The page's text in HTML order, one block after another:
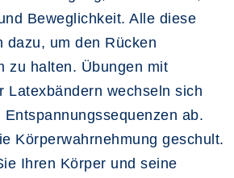
Beweglichkeit. Alle diese
dazu, um den Rücken
zu halten. Übungen mit
Latexbändern wechseln sich
ab.
Körperwahrnehmung geschult.
Ihren Körper und seine